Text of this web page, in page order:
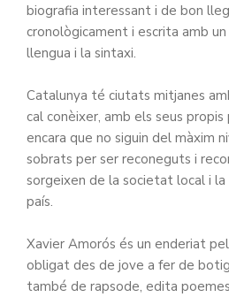
biografia interessant i de bon
cronològicament i escrita amb
llengua i la sintaxi.
Catalunya té ciutats mitjanes
cal conèixer, amb els seus
encara que no siguin del màxim
sobrats per ser reconeguts i
sorgeixen de la societat local i la
país.
Xavier Amorós és un enderiat
obligat des de jove a fer de
també de rapsode, edita